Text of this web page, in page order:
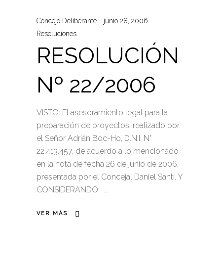
Concejo Deliberante
junio 28, 2006
Resoluciones
RESOLUCIÓN
Nº 22/2006
VISTO: El asesoramiento legal para la
preparación de proyectos, realizado por
el Señor Adrián Boc-Ho, D.N.I. N°
22.413.457, de acuerdo a lo mencionado
en la nota de fecha 26 de junio de 2006,
presentada por el Concejal Daniel Santi. Y
CONSIDERANDO:
VER MÁS